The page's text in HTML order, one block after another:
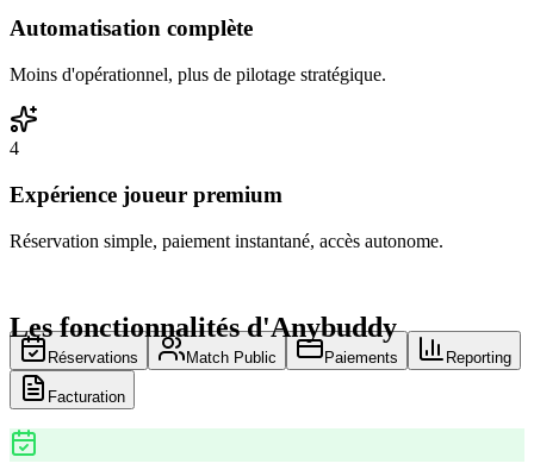
Automatisation complète
Moins d'opérationnel, plus de pilotage stratégique.
4
Expérience joueur premium
Réservation simple, paiement instantané, accès autonome.
Les fonctionnalités d'Anybuddy
Réservations Match Public Paiements Reporting
Facturation